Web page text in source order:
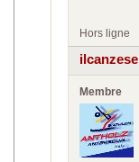
Hors ligne
ilcanzese
Membre